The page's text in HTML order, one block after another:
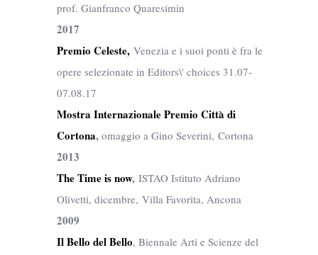
prof. Gianfranco Quaresimin
2017
Premio Celeste, Venezia e i suoi ponti è fra le
opere selezionate in Editors\' choices 31.07-
07.08.17
Mostra Internazionale Premio Città di
Cortona, omaggio a Gino Severini, Cortona
2013
The Time is now, ISTAO Istituto Adriano
Olivetti, dicembre, Villa Favorita, Ancona
2009
Il Bello del Bello, Biennale Arti e Scienze del